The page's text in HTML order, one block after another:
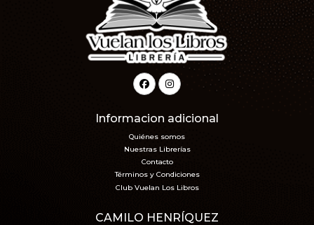
Informacion adicional
Quiénes somos
Nuestras Librerías
Contacto
Términos y Condiciones
Club Vuelan Los Libros
CAMILO HENRÍQUEZ